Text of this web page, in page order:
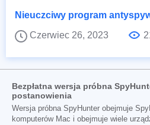
Nieuczciwy program
Czerwiec 26, 2023
Bezpłatna wersja próbna
postanowienia
Wersja próbna SpyHunter obejmuje
komputerów Mac i obejmuje wiele